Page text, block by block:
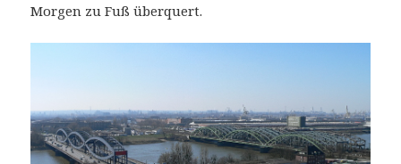
Morgen zu Fuß überquert.